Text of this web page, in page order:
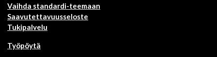
Vaihda standardi-teemaan
Saavutettavuusseloste
Tukipalvelu
Työpöytä